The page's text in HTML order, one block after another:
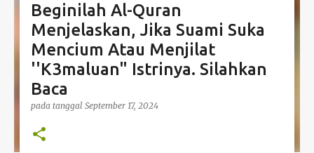
Beginilah Al-Quran
Menjelaskan, Jika Suami Suka
Mencium Atau Menjilat
''K3maluan" Istrinya. Silahkan
Baca
pada tanggal September 17, 2024